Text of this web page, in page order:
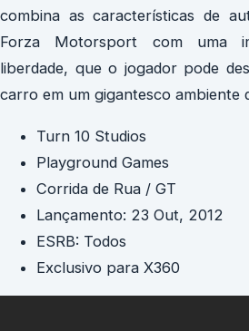
combina as características de
Forza Motorsport com uma
liberdade, que o jogador pode
carro em um gigantesco ambiente
Turn 10 Studios
Playground Games
Corrida de Rua / GT
Lançamento: 23 Out, 2012
ESRB: Todos
Exclusivo para X360